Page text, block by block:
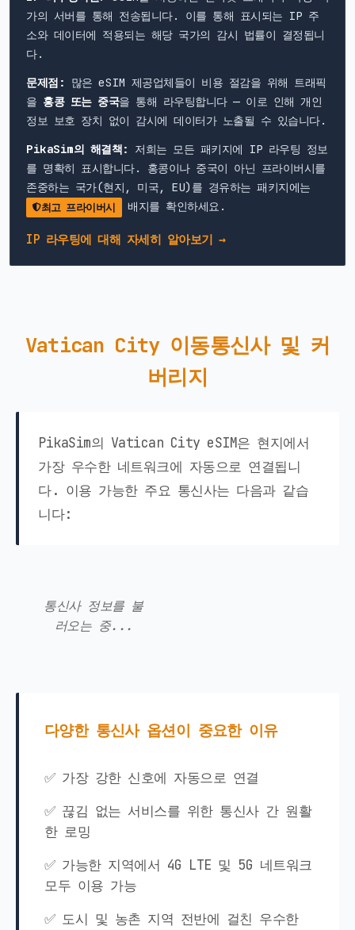
가의 서버를 통해 전송됩니다. 이를 통해 표시되는 IP 주
소와 데이터에 적용되는 해당 국가의 감시 법률이 결정됩니
다.
문제점: 많은 eSIM 제공업체들이 비용 절감을 위해 트래픽
을 홍콩 또는 중국을 통해 라우팅합니다 — 이로 인해 개인
정보 보호 장치 없이 감시에 데이터가 노출될 수 있습니다.
PikaSim의 해결책: 저희는 모든 패키지에 IP 라우팅 정보
를 명확히 표시합니다. 홍콩이나 중국이 아닌 프라이버시를
존중하는 국가(현지, 미국, EU)를 경유하는 패키지에는
최고 프라이버시 배지를 확인하세요.
IP 라우팅에 대해 자세히 알아보기 →
Vatican City 이동통신사 및 커
버리지
PikaSim의 Vatican City eSIM은 현지에서
가장 우수한 네트워크에 자동으로 연결됩니
다. 이용 가능한 주요 통신사는 다음과 같습
니다:
통신사 정보를 불
러오는 중...
다양한 통신사 옵션이 중요한 이유
✅ 가장 강한 신호에 자동으로 연결
✅ 끊김 없는 서비스를 위한 통신사 간 원활
한 로밍
✅ 가능한 지역에서 4G LTE 및 5G 네트워크
모두 이용 가능
✅ 도시 및 농촌 지역 전반에 걸친 우수한